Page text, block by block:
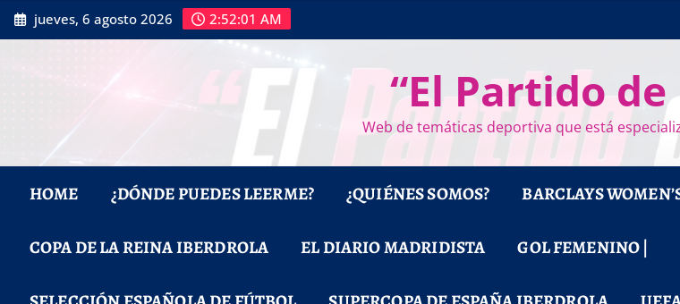
Saltar
al
jueves, 6 agosto 2026 2:52:02 AM
“El Partido de
Web de temáticas deportiva que está
HOME ¿DÓNDE PUEDES LEERME? ¿QUIÉNES SOMOS? BARCLAYS
COPA DE LA REINA IBERDROLA EL DIARIO MADRIDISTA GOL FEMENINO |